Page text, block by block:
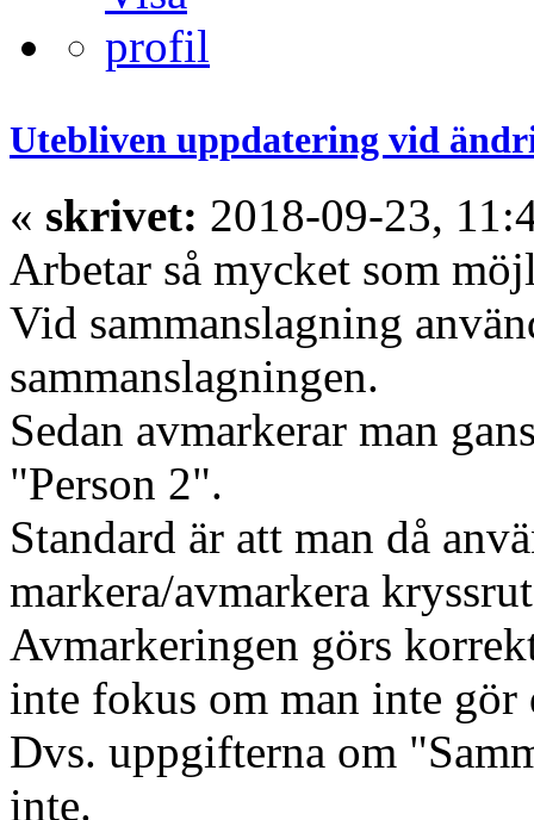
Utebliven uppdatering vid
« skrivet: 2018-09-23,
Arbetar så mycket som
Vid sammanslagning
sammanslagningen.
Sedan avmarkerar man
"Person 2".
Standard är att man då
markera/avmarkera
Avmarkeringen görs
inte fokus om man inte gör
Dvs. uppgifterna om
inte.